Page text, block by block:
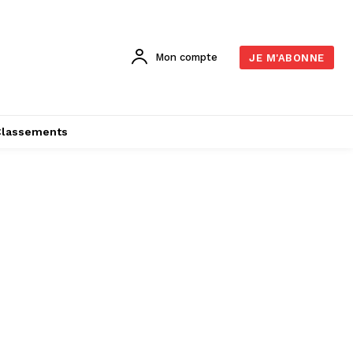
Mon compte JE M'ABONNE